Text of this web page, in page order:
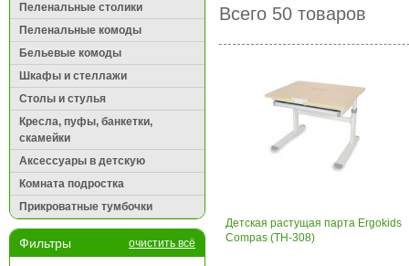
Пеленальные столики
Пеленальные комоды
Бельевые комоды
Шкафы и стеллажи
Столы и стулья
Кресла, пуфы, банкетки,
скамейки
Аксессуары в детскую
Комната подростка
Прикроватные тумбочки
Фильтры очистить всё
Всего 50 товаров
Детская растущая парта Ergokids
Compas (TH-308)